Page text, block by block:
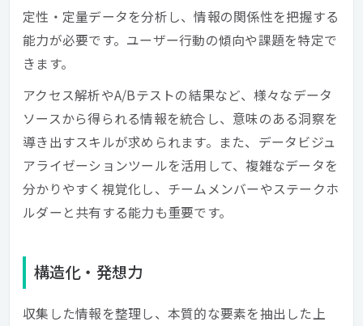
定性・定量データを分析し、情報の関係性を把握する
能力が必要です。ユーザー行動の傾向や課題を特定で
きます。
アクセス解析やA/Bテストの結果など、様々なデータ
ソースから得られる情報を統合し、意味のある洞察を
導き出すスキルが求められます。また、データビジュ
アライゼーションツールを活用して、複雑なデータを
分かりやすく視覚化し、チームメンバーやステークホ
ルダーと共有する能力も重要です。
構造化・発想力
収集した情報を整理し、本質的な要素を抽出した上